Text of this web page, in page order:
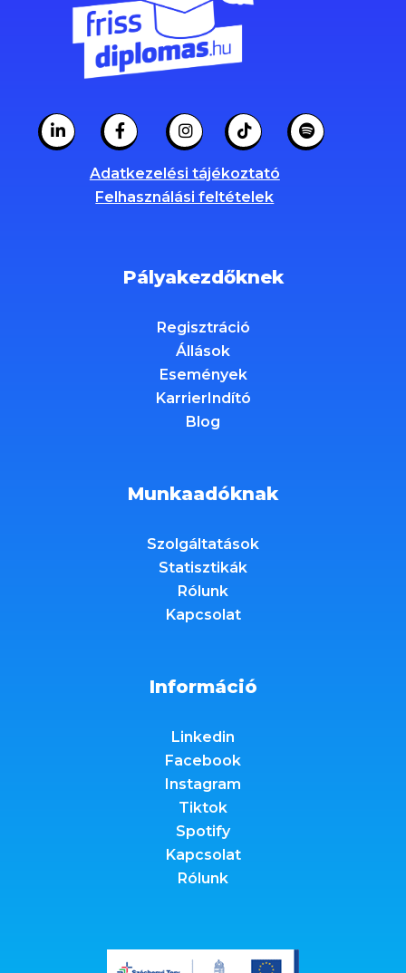
Adatkezelési tájékoztató
Felhasználási feltételek
Pályakezdőknek
Regisztráció
Állások
Események
KarrierIndító
Blog
Munkaadóknak
Szolgáltatások
Statisztikák
Rólunk
Kapcsolat
Információ
Linkedin
Facebook
Instagram
Tiktok
Spotify
Kapcsolat
Rólunk